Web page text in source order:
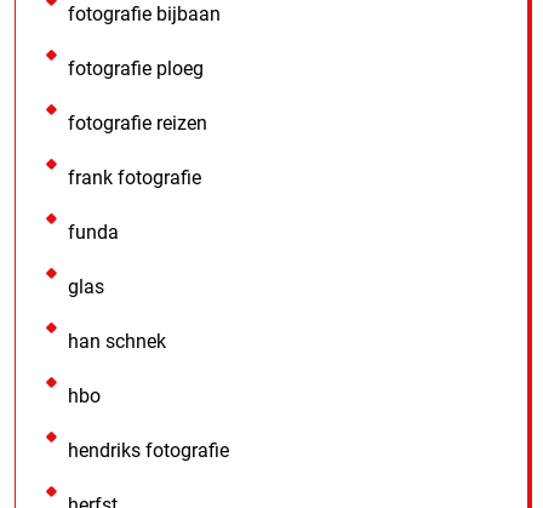
fotografie bijbaan
fotografie ploeg
fotografie reizen
frank fotografie
funda
glas
han schnek
hbo
hendriks fotografie